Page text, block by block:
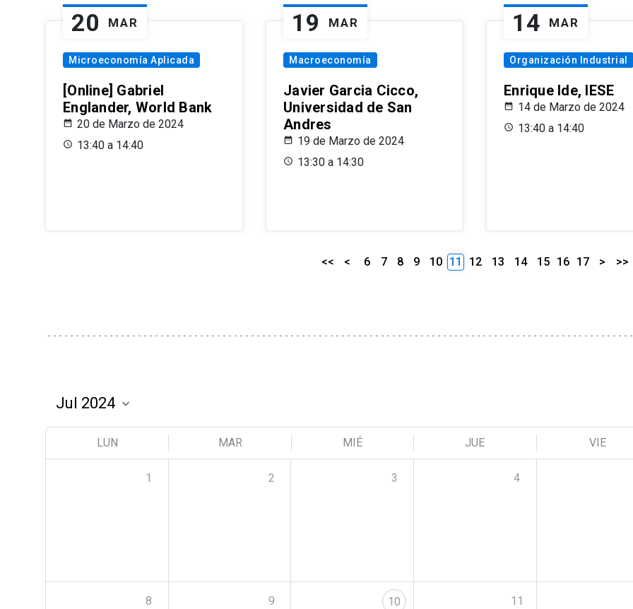
20 MAR
Microeconomía Aplicada
[Online] Gabriel
Englander, World Bank
20 de Marzo de 2024
13:40 a 14:40
19 MAR
Macroeconomía
Javier Garcia Cicco,
Universidad de San
Andres
19 de Marzo de 2024
13:30 a 14:30
14 MAR
Organización Industrial
Enrique Ide, IESE
14 de Marzo de 2024
13:40 a 14:40
<< < 6 7 8 9 10 11 12 13 14 15 16 17 > >>
LUN MAR MIÉ JUE VIE
1 2 3 4
8 9 10 11